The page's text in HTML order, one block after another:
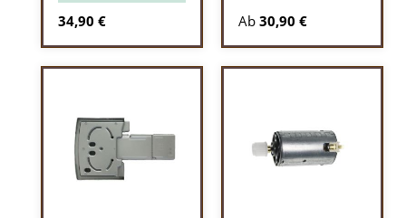
Regulärer Preis:
34,90 € Ab 30,90 €